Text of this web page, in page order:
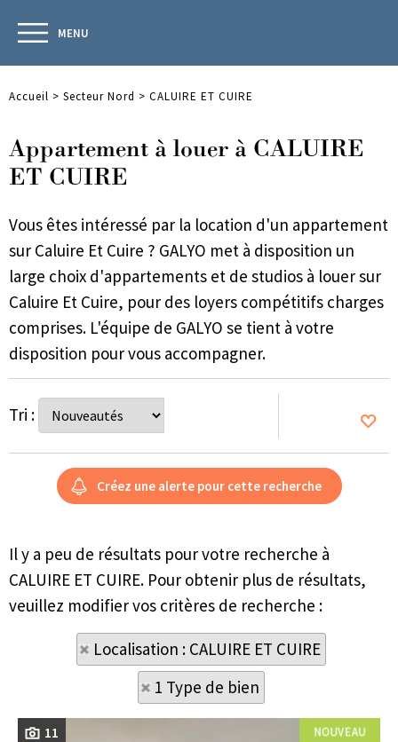
MENU
Accueil > Secteur Nord > CALUIRE ET CUIRE
Appartement à louer à CALUIRE
ET CUIRE
Vous êtes intéressé par la location d'un appartement
sur Caluire Et Cuire ? GALYO met à disposition un
large choix d'appartements et de studios à louer sur
Caluire Et Cuire, pour des loyers compétitifs charges
comprises. L'équipe de GALYO se tient à votre
disposition pour vous accompagner.
Tri :
Il y a peu de résultats pour votre recherche à
CALUIRE ET CUIRE. Pour obtenir plus de résultats,
veuillez modifier vos critères de recherche :
Localisation : CALUIRE ET CUIRE
1 Type de bien
11